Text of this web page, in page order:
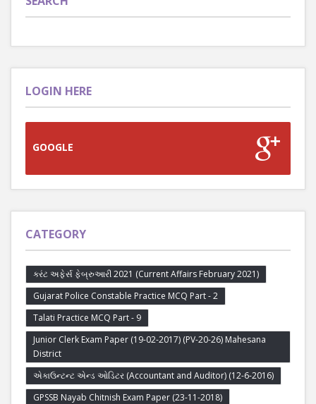
LOGIN HERE
GOOGLE
CATEGORY
કરંટ અફેર્સ ફેબ્રુઆરી 2021 (Current Affairs February 2021)
Gujarat Police Constable Practice MCQ Part - 2
Talati Practice MCQ Part - 9
Junior Clerk Exam Paper (19-02-2017) (PV-20-26) Mahesana
District
એકાઉન્ટન્ટ એન્ડ ઓડિટર (Accountant and Auditor) (12-6-2016)
GPSSB Nayab Chitnish Exam Paper (23-11-2018)